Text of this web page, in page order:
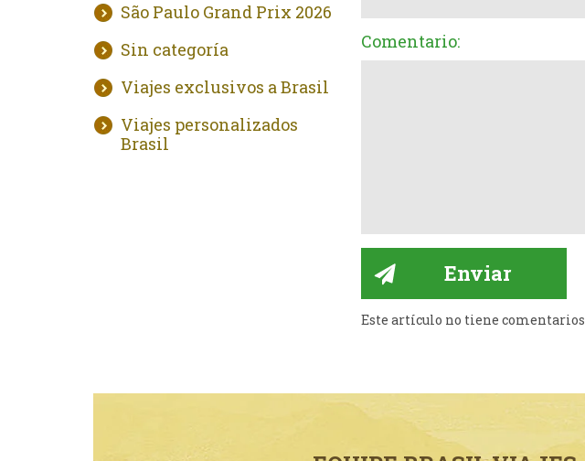
São Paulo Grand Prix 2026
Sin categoría
Viajes exclusivos a Brasil
Viajes personalizados
Brasil
Comentario:
Este artículo no tiene comentarios